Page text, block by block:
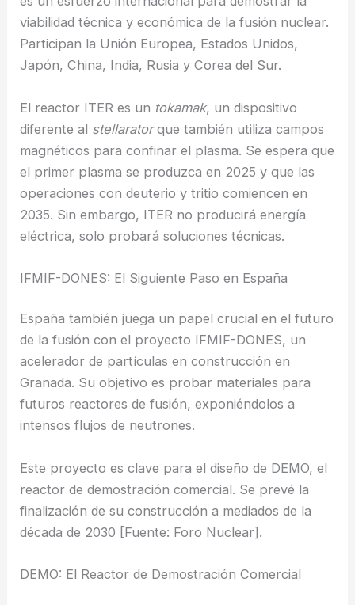
viabilidad técnica y económica de la fusión nuclear.
Participan la Unión Europea, Estados Unidos,
Japón, China, India, Rusia y Corea del Sur.
El reactor ITER es un tokamak, un dispositivo
diferente al stellaratorque también utiliza campos
magnéticos para confinar el plasma. Se espera que
el primer plasma se produzca en 2025 y que las
operaciones con deuterio y tritio comiencen en
2035. Sin embargo, ITER no producirá energía
eléctrica, solo probará soluciones técnicas.
IFMIF-DONES: El Siguiente Paso en España
España también juega un papel crucial en el futuro
de la fusión con el proyecto IFMIF-DONES, un
acelerador de partículas en construcción en
Granada. Su objetivo es probar materiales para
futuros reactores de fusión, exponiéndolos a
intensos flujos de neutrones.
Este proyecto es clave para el diseño de DEMO, el
reactor de demostración comercial. Se prevé la
finalización de su construcción a mediados de la
década de 2030 [Fuente: Foro Nuclear].
DEMO: El Reactor de Demostración Comercial